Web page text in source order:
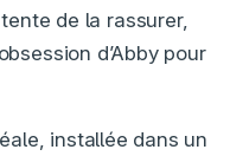
de la rassurer,
d’Abby pour
installée dans un